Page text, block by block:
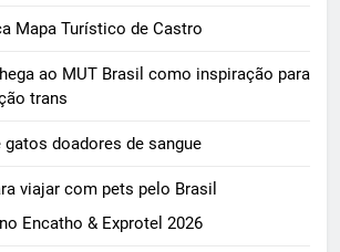
Mapa Turístico de Castro
ao MUT Brasil como inspiração para
trans
gatos doadores de sangue
viajar com pets pelo Brasil
Encatho & Exprotel 2026